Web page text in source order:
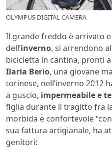
OLYMPUS DIGITAL CAMERA
Il grande freddo è arrivato
dell’inverno, si arrendono
bicicletta in cantina, pronti
Ilaria Berio, una giovane
torinese, nell’inverno 2012
a guscio, impermeabile e
figlia durante il tragitto fra la
morbida e confortevole
sua fattura artigianale, ha
genitori: